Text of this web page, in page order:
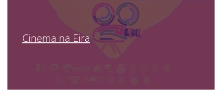
Cinema na Eira